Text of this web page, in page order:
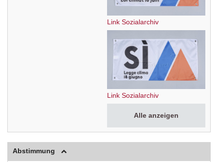
Link Sozialarchiv
Link Sozialarchiv
Alle anzeigen
Abstimmung